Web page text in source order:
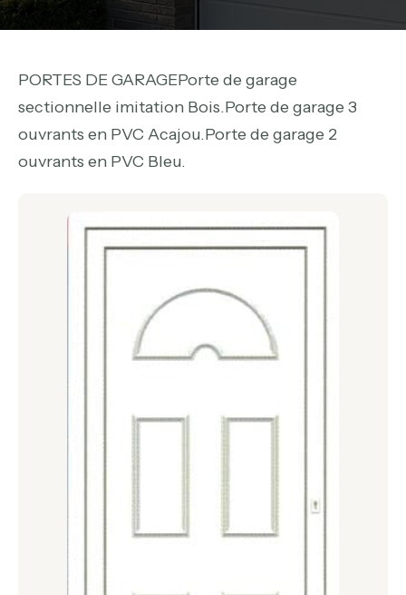
PORTES DE GARAGEPorte de garage
sectionnelle imitation Bois.Porte de garage 3
ouvrants en PVC Acajou.Porte de garage 2
ouvrants en PVC Bleu.